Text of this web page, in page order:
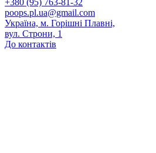
poops.pl.ua@gmail.com
Україна, м. Горішні Плавні,
вул. Строни, 1
До контактів